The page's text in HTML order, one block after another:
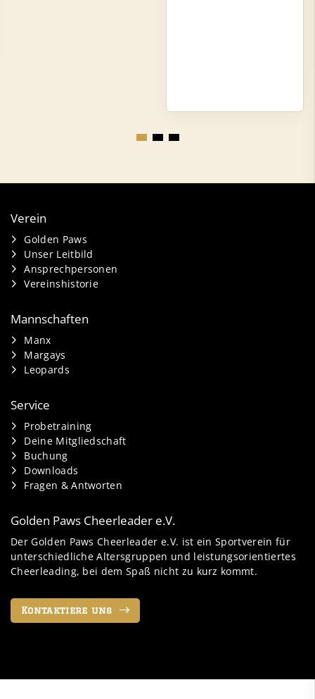
Verein
Golden Paws
Unser Leitbild
Ansprechpersonen
Vereinshistorie
Mannschaften
Manx
Margays
Leopards
Service
Probetraining
Deine Mitgliedschaft
Buchung
Downloads
Fragen & Antworten
Golden Paws Cheerleader e.V.
Der Golden Paws Cheerleader e.V. ist ein Sportverein für
unterschiedliche Altersgruppen und leistungsorientiertes
Cheerleading, bei dem Spaß nicht zu kurz kommt.
Kontaktiere uns